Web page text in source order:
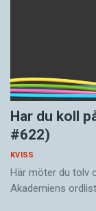
Har du koll
#622)
KVISS
Här möter du tolv
Akademiens